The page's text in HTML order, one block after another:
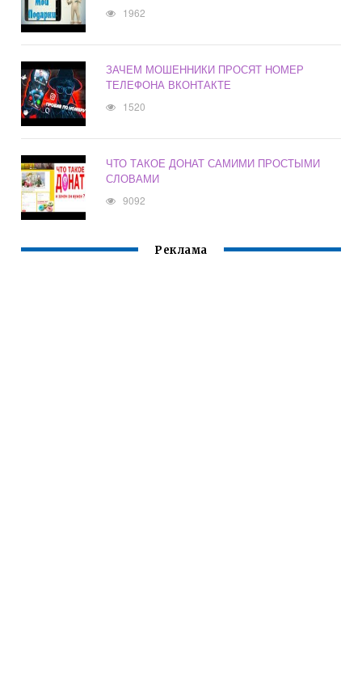
1962
ЗАЧЕМ МОШЕННИКИ ПРОСЯТ НОМЕР
ТЕЛЕФОНА ВКОНТАКТЕ
1520
ЧТО ТАКОЕ ДОНАТ САМИМИ ПРОСТЫМИ
СЛОВАМИ
9092
Реклама